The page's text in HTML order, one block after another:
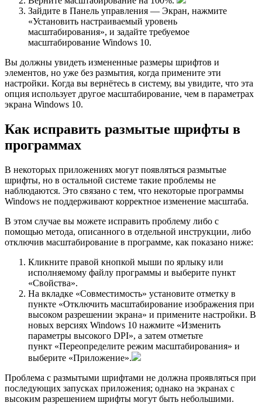
Зайдите в Панель управления — Экран, нажмите
«Установить настраиваемый уровень
масштабирования», и задайте требуемое
масштабирование Windows 10.
Вы должны увидеть измененные размеры шрифтов и
элементов, но уже без размытия, когда примените эти
настройки. Когда вы вернётесь в систему, вы увидите, что эта
опция использует другое масштабирование, чем в параметрах
экрана Windows 10.
Как исправить размытые шрифты в
программах
В некоторых приложениях могут появляться размытые
шрифты, но в остальной системе такие проблемы не
наблюдаются. Это связано с тем, что некоторые программы
Windows не поддерживают корректное изменение масштаба.
В этом случае вы можете исправить проблему либо с
помощью метода, описанного в отдельной инструкции, либо
отключив масштабирование в программе, как показано ниже:
Кликните правой кнопкой мыши по ярлыку или
исполняемому файлу программы и выберите пункт
«Свойства».
На вкладке «Совместимость» установите отметку в
пункте «Отключить масштабирование изображения при
высоком разрешении экрана» и примените настройки. В
новых версиях Windows 10 нажмите «Изменить
параметры высокого DPI», а затем отметьте
пункт «Переопределите режим масштабирования» и
выберите «Приложение».
Проблема с размытыми шрифтами не должна проявляться при
последующих запусках приложения; однако на экранах с
высоким разрешением шрифты могут быть небольшими.